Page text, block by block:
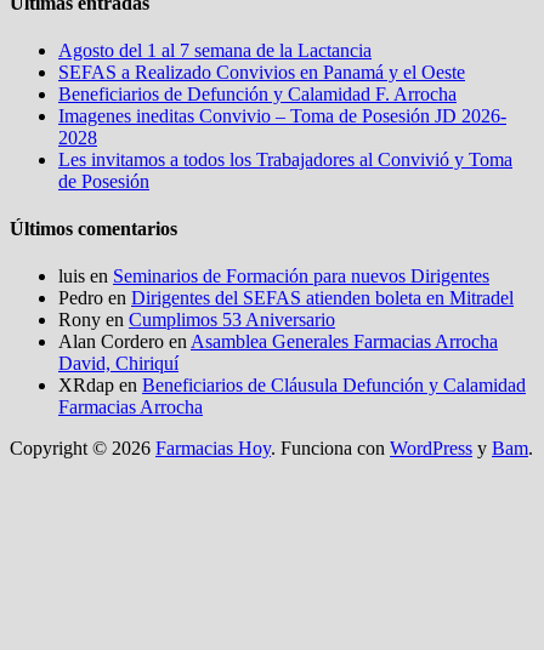
Agosto del 1 al 7 semana de la Lactancia
SEFAS a Realizado Convivios en Panamá y el Oeste
Beneficiarios de Defunción y Calamidad F. Arrocha
Imagenes ineditas Convivio – Toma de Posesión JD 2026-
2028
Les invitamos a todos los Trabajadores al Convivió y Toma
de Posesión
Últimos comentarios
luis en Seminarios de Formación para nuevos Dirigentes
Pedro en Dirigentes del SEFAS atienden boleta en Mitradel
Rony en Cumplimos 53 Aniversario
Alan Cordero enAsamblea Generales Farmacias Arrocha
David, Chiriquí
XRdap en Beneficiarios de Cláusula Defunción y Calamidad
Farmacias Arrocha
Copyright © 2026 Farmacias Hoy. Funciona con WordPress y Bam.